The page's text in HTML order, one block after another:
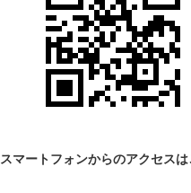
スマートフォンからのアクセス